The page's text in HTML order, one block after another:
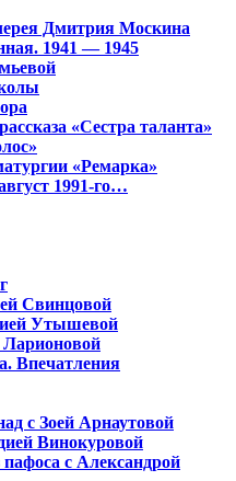
Дмитрия Москина
1941 — 1945
«Сестра таланта»
«Ремарка»
1991-го…
Свинцовой
Утышевой
Впечатления
с Зоей Арнаутовой
Винокуровой
с Александрой